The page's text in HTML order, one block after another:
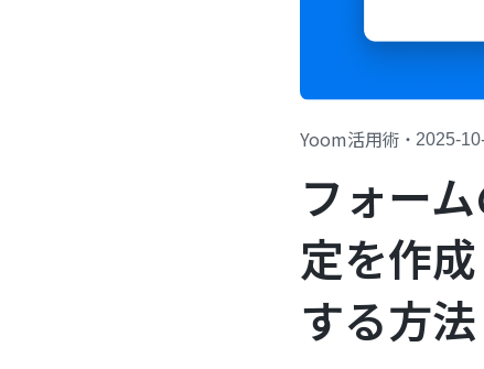
Yoom活用術 ・ 2025-
フォー
定を作
する方法